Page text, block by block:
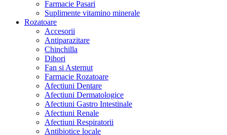
Farmacie Pasari
Suplimente vitamino minerale
Rozatoare
Accesorii
Antiparazitare
Chinchilla
Dihori
Fan si Asternut
Farmacie Rozatoare
Afectiuni Dentare
Afectiuni Dermatologice
Afectiuni Gastro Intestinale
Afectiuni Renale
Afectiuni Respiratorii
Antibiotice locale